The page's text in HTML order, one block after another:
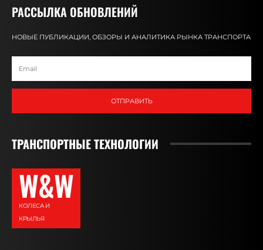
РАССЫЛКА ОБНОВЛЕНИЙ
НОВЫЕ ПУБЛИКАЦИИ, ОБЗОРЫ И АНАЛИТИКА РЫНКА ТРАНСПОРТА
ОТПРАВИТЬ
ТРАНСПОРТНЫЕ ТЕХНОЛОГИИ
W&W
КОЛЕСА И
КРЫЛЬЯ